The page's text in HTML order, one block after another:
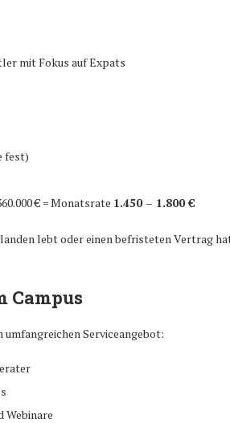
mit Fokus auf Expats
fest)
€ = Monatsrate 1.450 – 1.800 €
lebt oder einen befristeten Vertrag
Campus
Serviceangebot: